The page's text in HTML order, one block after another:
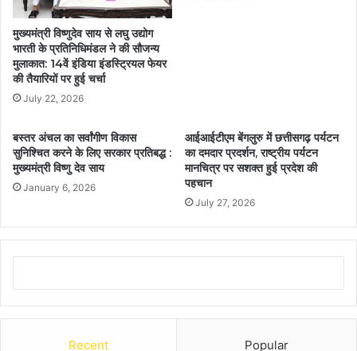
मुख्यमंत्री विष्णुदेव साय से लघु उद्योग
भारती के प्रतिनिधिमंडल ने की सौजन्य
मुलाकात: 14वें इंडिया इंडस्ट्रियल फेयर
की तैयारियों पर हुई चर्चा
July 22, 2026
बस्तर अंचल का सर्वांगीण विकास
सुनिश्चित करने के लिए सरकार प्रतिबद्ध :
मुख्यमंत्री विष्णु देव साय
January 6, 2026
आईआईटीएम बेंगलुरु में छत्तीसगढ़ पर्यटन
का दमदार प्रदर्शन, राष्ट्रीय पर्यटन
मानचित्र पर सशक्त हुई प्रदेश की
पहचान
July 27, 2026
Recent Popular